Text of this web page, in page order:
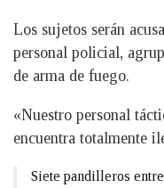
Los sujetos serán
personal policial,
de arma de fuego.
«Nuestro personal
encuentra totalmente
Siete pandilleros